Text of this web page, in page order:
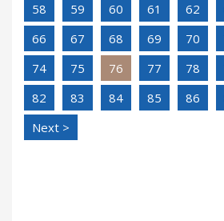
58
59 60 61 62
66
67 68 69 70
74
75 76 77 78
82
83 84 85 86
Next >